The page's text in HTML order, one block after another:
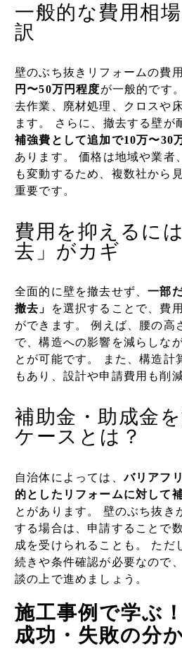
一般的な費用相
訳
壁のぶち抜きリフォームの費用
円〜50万円程度が一般的です
去作業、廃材処理、クロスや
ます。 さらに、撤去する壁が
補強費として追加で10万〜30
あります。 価格は地域や業者
も変動するため、複数社から
重要です。
費用を抑えるに
去」がカギ
全面的に壁を撤去せず、一部
撤去」
を選択することで、費
ができます。 例えば、腰の高
で、構造への影響を減らしな
とが可能です。 また、構造計
もあり、設計や申請費用も削
補助金・助成金
ケースとは？
自治体によっては、バリアフ
的としたリフォームに対して
とがあります。 壁のぶち抜き
する場合は、申請することで
成を受けられることも。 ただ
続きや条件確認が必要なので
談の上で進めましょう。
施工事例で学ぶ
成功・失敗の分